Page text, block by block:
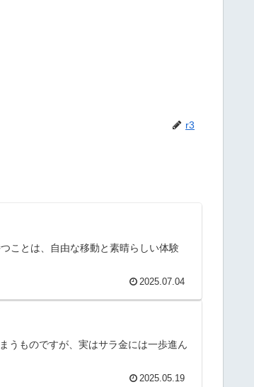
r3
ことは、自由な移動と素晴らしい体験
2025.07.04
うものですが、実はサラ金には一歩進ん
2025.05.19